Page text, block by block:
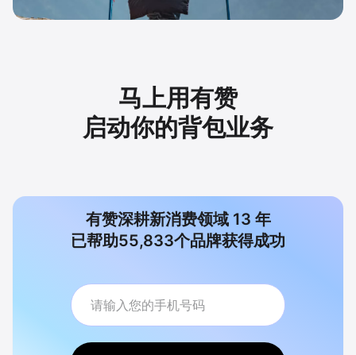
马上用有赞
启动你的背包业务
有赞深耕新消费领域 13 年
已帮助55,833个品牌获得成功